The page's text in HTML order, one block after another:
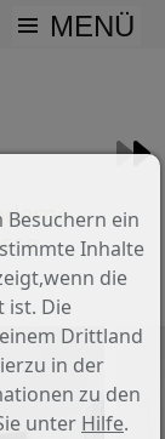
MENÜ
Besuchern ein
Inhalte
die
ist. Die
Drittland
in der
zu den
unter Hilfe.